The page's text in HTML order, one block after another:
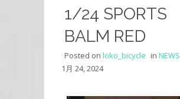
1/24 SPORTS
BALM RED
Posted on loko_bicycle in NEWS
1月 24, 2024